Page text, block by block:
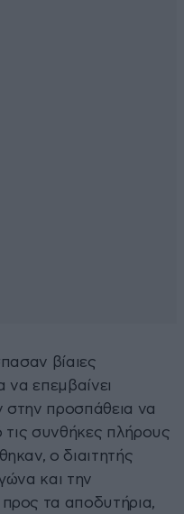
βίαιες
επεμβαίνει
προσπάθεια να
τις συνθήκες πλήρους
ο διαιτητής
και την
τα αποδυτήρια,